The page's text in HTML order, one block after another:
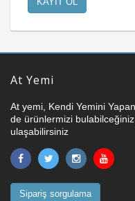
At Yemi
At yemi, Kendi Yemini
de ürünlermizi
ulaşabilirsiniz
Sipariş sorgulama